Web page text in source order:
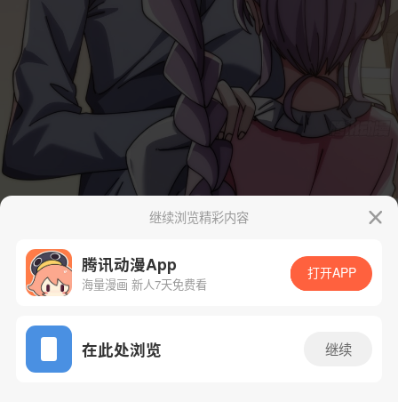
App免费看
继续浏览精彩内容
腾讯动漫App
海量漫画 新人7天免费看
打开APP
在此处浏览 继续